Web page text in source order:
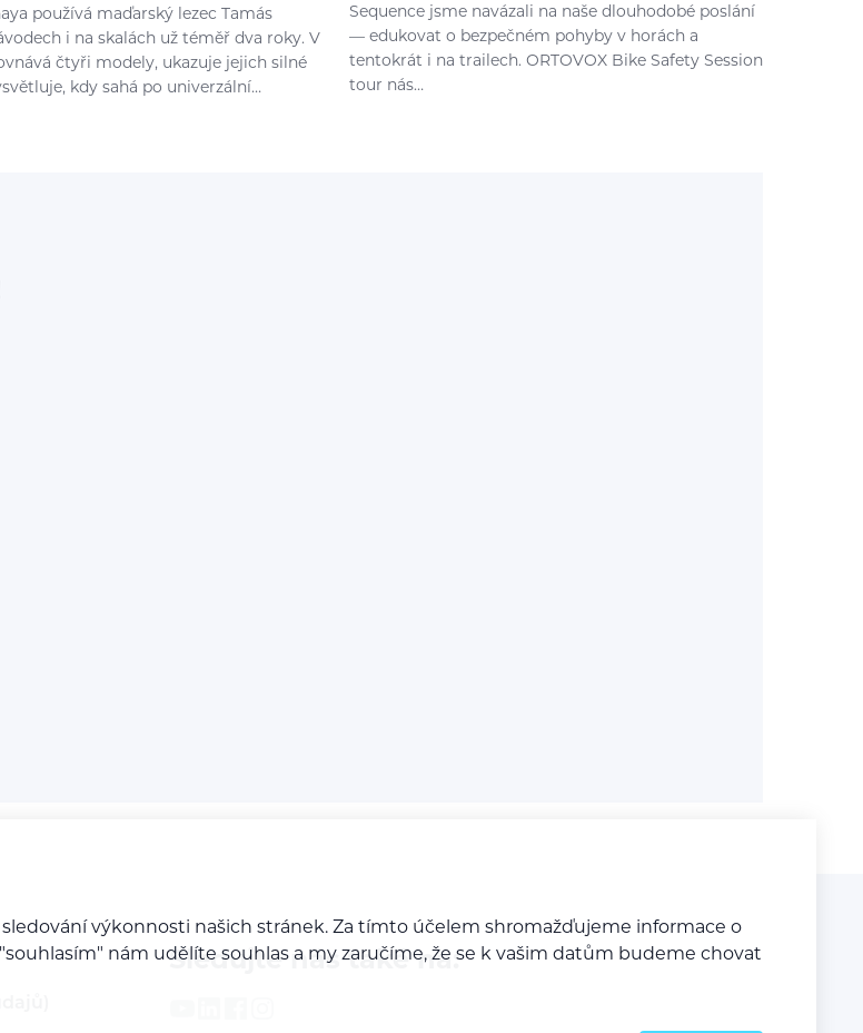
používá maďarský lezec Tamás
i na skalách už téměř dva roky. V
čtyři modely, ukazuje jejich silné
kdy sahá po univerzální…
Sequence jsme navázali na naše dlouhodobé poslání
— edukovat o bezpečném pohyby v horách a
tentokrát i na trailech. ORTOVOX Bike Safety Session
tour nás…
Sledujte nás také na:
výkonnosti našich stránek. Za tímto účelem shromažďujeme informace o
nám udělíte souhlas a my zaručíme, že se k vašim datům budeme chovat